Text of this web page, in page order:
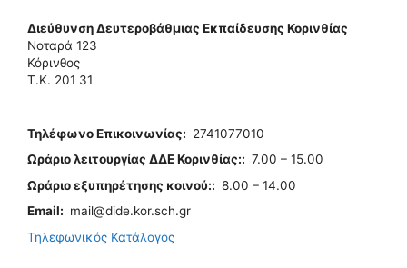
Διεύθυνση Δευτεροβάθμιας Εκπαίδευσης Κορινθίας
Νοταρά 123
Κόρινθος
Τ.Κ. 201 31
Τηλέφωνo Επικοινωνίας: 2741077010
Ωράριο λειτουργίας ΔΔΕ Κορινθίας:: 7.00 – 15.00
Ωράριο εξυπηρέτησης κοινού:: 8.00 – 14.00
Email: mail@dide.kor.sch.gr
Τηλεφωνικός Κατάλογος